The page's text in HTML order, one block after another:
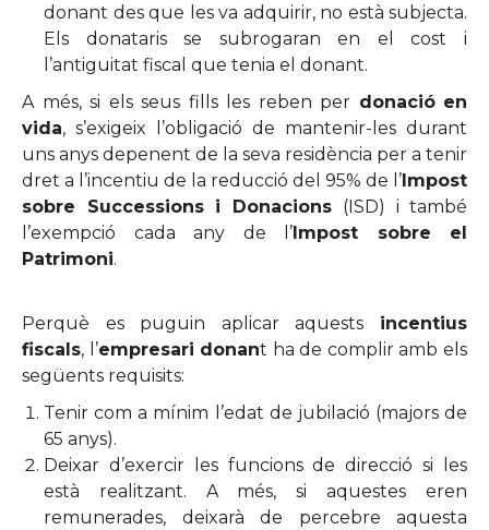
donant des que les va adquirir, no està subjecta.
Els donataris se subrogaran en el cost i
l’antiguitat fiscal que tenia el donant.
A més, si els seus fills les reben per donació en
vida, s’exigeix l’obligació de mantenir-les durant
uns anys depenent de la seva residència per a tenir
dret a l’incentiu de la reducció del 95% de l’Impost
sobre Successions i Donacions (ISD) i també
l’exempció cada any de l’Impost sobre el
Patrimoni.
Perquè es puguin aplicar aquests incentius
fiscals, l’empresari donant ha de complir amb els
següents requisits:
Tenir com a mínim l’edat de jubilació (majors de
65 anys).
Deixar d’exercir les funcions de direcció si les
està realitzant. A més, si aquestes eren
remunerades, deixarà de percebre aquesta